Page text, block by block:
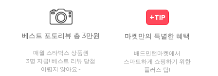
베스트 포토리뷰 총 3만원
매월 스타벅스 상품권
3명 지급! 베스트 리뷰 당첨
어렵지 않아요~
마켓만의 특별한 혜택
배드민턴마켓에서
스마트하게 쇼핑하기 위한
플러스 팁!